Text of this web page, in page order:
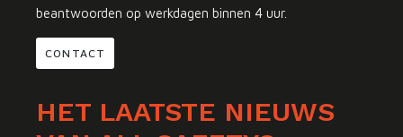
beantwoorden op werkdagen binnen 4 uur.
CONTACT
HET LAATSTE NIEUWS